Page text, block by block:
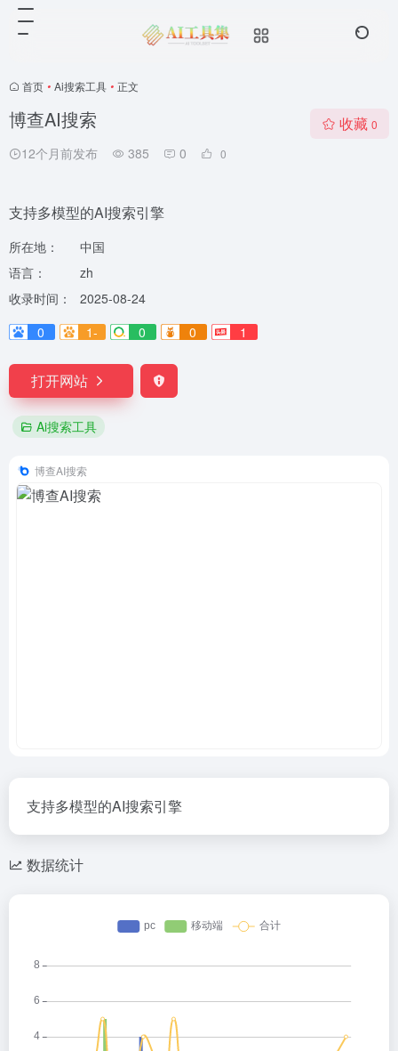
首页 • Ai搜索工具 • 正文
博查AI搜索
12个月前发布 385 0 0
收藏 0
支持多模型的AI搜索引擎
所在地：
中国
语言：
zh
收录时间：
2025-08-24
0
1- 0 0 1
打开网站
Ai搜索工具
博查AI搜索
支持多模型的AI搜索引擎
数据统计